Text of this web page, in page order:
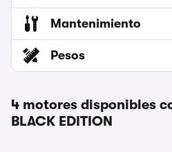
Mantenimiento
Pesos
4 motores disponibles
BLACK EDITION